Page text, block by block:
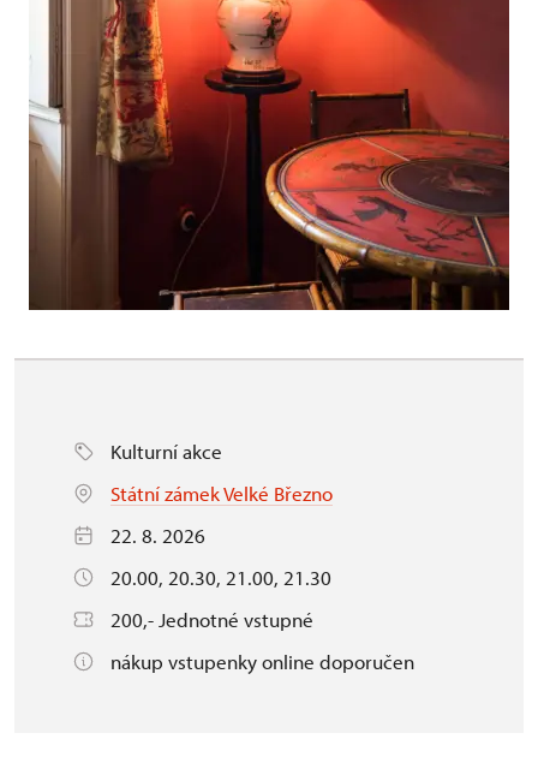
Kulturní akce
Státní zámek Velké Březno
22. 8. 2026
20.00, 20.30, 21.00, 21.30
200,- Jednotné vstupné
nákup vstupenky online doporučen